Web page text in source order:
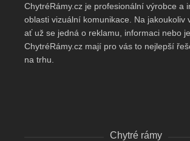
ChytréRámy.cz je profesionální výrobce a
oblasti vizuální komunikace. Na jakoukoliv
ať už se jedná o reklamu, informaci nebo
ChytréRámy.cz mají pro vás to nejlepší
na trhu.
Chytré rámy